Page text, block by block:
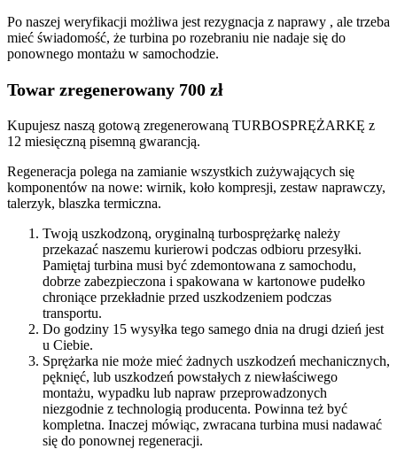
Po naszej weryfikacji możliwa jest rezygnacja z naprawy , ale trzeba
mieć świadomość, że turbina po rozebraniu nie nadaje się do
ponownego montażu w samochodzie.
Towar zregenerowany 700 zł
Kupujesz naszą gotową zregenerowaną TURBOSPRĘŻARKĘ z
12 miesięczną pisemną gwarancją.
Regeneracja polega na zamianie wszystkich zużywających się
komponentów na nowe: wirnik, koło kompresji, zestaw naprawczy,
talerzyk, blaszka termiczna.
Twoją uszkodzoną, oryginalną turbosprężarkę należy
przekazać naszemu kurierowi podczas odbioru przesyłki.
Pamiętaj turbina musi być zdemontowana z samochodu,
dobrze zabezpieczona i spakowana w kartonowe pudełko
chroniące przekładnie przed uszkodzeniem podczas
transportu.
Do godziny 15 wysyłka tego samego dnia na drugi dzień jest
u Ciebie.
Sprężarka nie może mieć żadnych uszkodzeń mechanicznych,
pęknięć, lub uszkodzeń powstałych z niewłaściwego
montażu, wypadku lub napraw przeprowadzonych
niezgodnie z technologią producenta. Powinna też być
kompletna. Inaczej mówiąc, zwracana turbina musi nadawać
się do ponownej regeneracji.